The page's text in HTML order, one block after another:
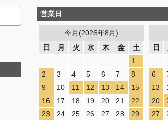
営業日
今月(2026年8月)
日
月 火 水 木 金
土
1
2
3 4 5 6 7
8
9
10 11 12 13 14
15
16
17 18 19 20 21
22
23
24 25 26 27 28
29
日
6
13
20
27